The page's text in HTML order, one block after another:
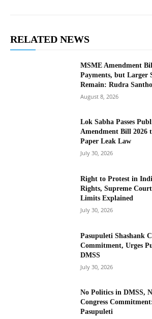
RELATED NEWS
MSME Amendment
Payments, but Larger
Remain: Rudra
August 8, 2026
Lok Sabha Passes
Amendment Bill 2026
Paper Leak Law
July 30, 2026
Right to Protest in
Rights, Supreme
Limits Explained
July 30, 2026
Pasupuleti Shashank
Commitment, Urges
DMSS
July 30, 2026
No Politics in DMSS,
Congress
Pasupuleti